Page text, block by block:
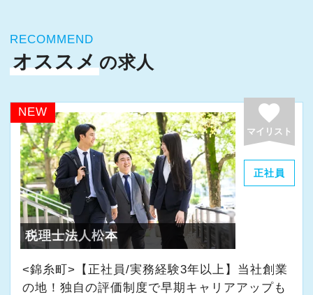
・資産税など専門性を高めたい方
・将来的にマネジメントに関わりたい方
・事前に気軽な面談を実施
・仕事内容やキャリアを相談可
・ざっくばらんに質問OK
・納得後に選考へ進めます
・入社時期は柔軟に対応
・半年～1年の調整も可能
「応募する」からお気軽にご連絡ください。
個人事務所ならではの自由な雰囲気で、気負い
なく業務に向かっています。
務を覚えていくことができます。
パソコン作業になりますので、目や脳が疲れた
ら、お茶やお菓子で糖分補給もしながら、作業
を進めています。
★入社後の仕事内容★
業務時間内は、事務所内スタッフともやりとり
して頂きながら、
完全在宅会計スタッフとして、会計業務全般を
お任せします。
RECOMMEND
オススメ の求人
NEW favorite
マイリスト
正社員
税理士法人松本
<錦糸町>【正社員/実務経験3年以上】当社創業
の地！独自の評価制度で早期キャリアアップも